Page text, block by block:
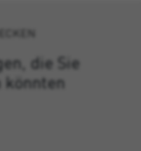
die Sie
könnten